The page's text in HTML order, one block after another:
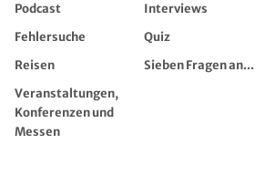
Podcast
Interviews
Fehlersuche
Quiz
Reisen
Sieben Fragen an...
Veranstaltungen,
Konferenzen und
Messen